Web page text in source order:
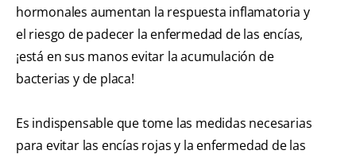
hormonales aumentan la respuesta inflamatoria y
el riesgo de padecer la enfermedad de las encías,
¡está en sus manos evitar la acumulación de
bacterias y de placa!
Es indispensable que tome las medidas necesarias
para evitar las encías rojas y la enfermedad de las